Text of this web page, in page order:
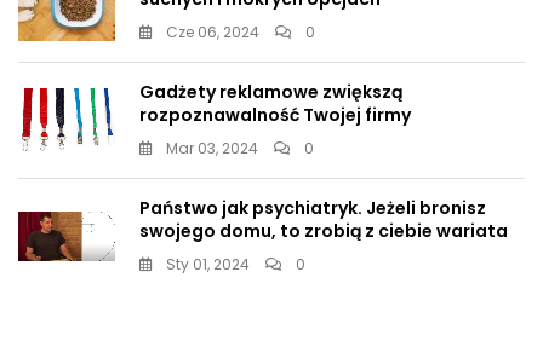
Cze 06, 2024 0
Gadżety reklamowe zwiększą
rozpoznawalność Twojej firmy
Mar 03, 2024 0
Państwo jak psychiatryk. Jeżeli bronisz
swojego domu, to zrobią z ciebie wariata
Sty 01, 2024 0